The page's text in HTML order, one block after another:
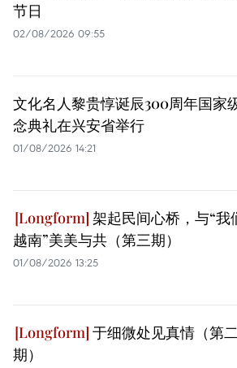
节日
02/08/2026 09:55
文化名人黎贵惇诞辰300周年国家
念典礼在兴安省举行
01/08/2026 14:21
架起民间心桥，与“我
越南”美美与共（第三期）
01/08/2026 13:25
于细微处见真情（第二
期）